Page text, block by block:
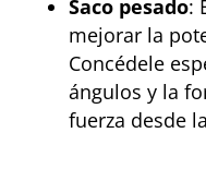
Saco pesado:
mejorar la
Concédele
ángulos y la
fuerza desde